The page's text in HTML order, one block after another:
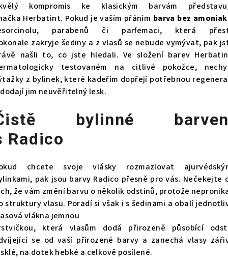
kompromis ke klasickým barvám
Herbatint. Pokud je vaším přáním barva bez
parabenů či parfemaci, která
zakryje šediny a z vlasů se nebude vymývat, pak
našli to, co jste hledali. Ve složení barev
testovaném na citlivé pokožce,
z bylinek, které kadeřím dopřejí potřebnou
jim neuvěřitelný lesk.
bylinné
Radico
chcete svoje vlásky rozmazlovat
pak jsou barvy Radico přesně pro vás. Nečekejte
že vám změní barvu o několik odstínů, protože
struktury vlasu. Poradí si však i s šedinami a obalí
vlákna jemnou
která vlasům dodá přirozeně působící
se od vaší přirozené barvy a zanechá vlasy
na dotek hebké a celkově posílené.